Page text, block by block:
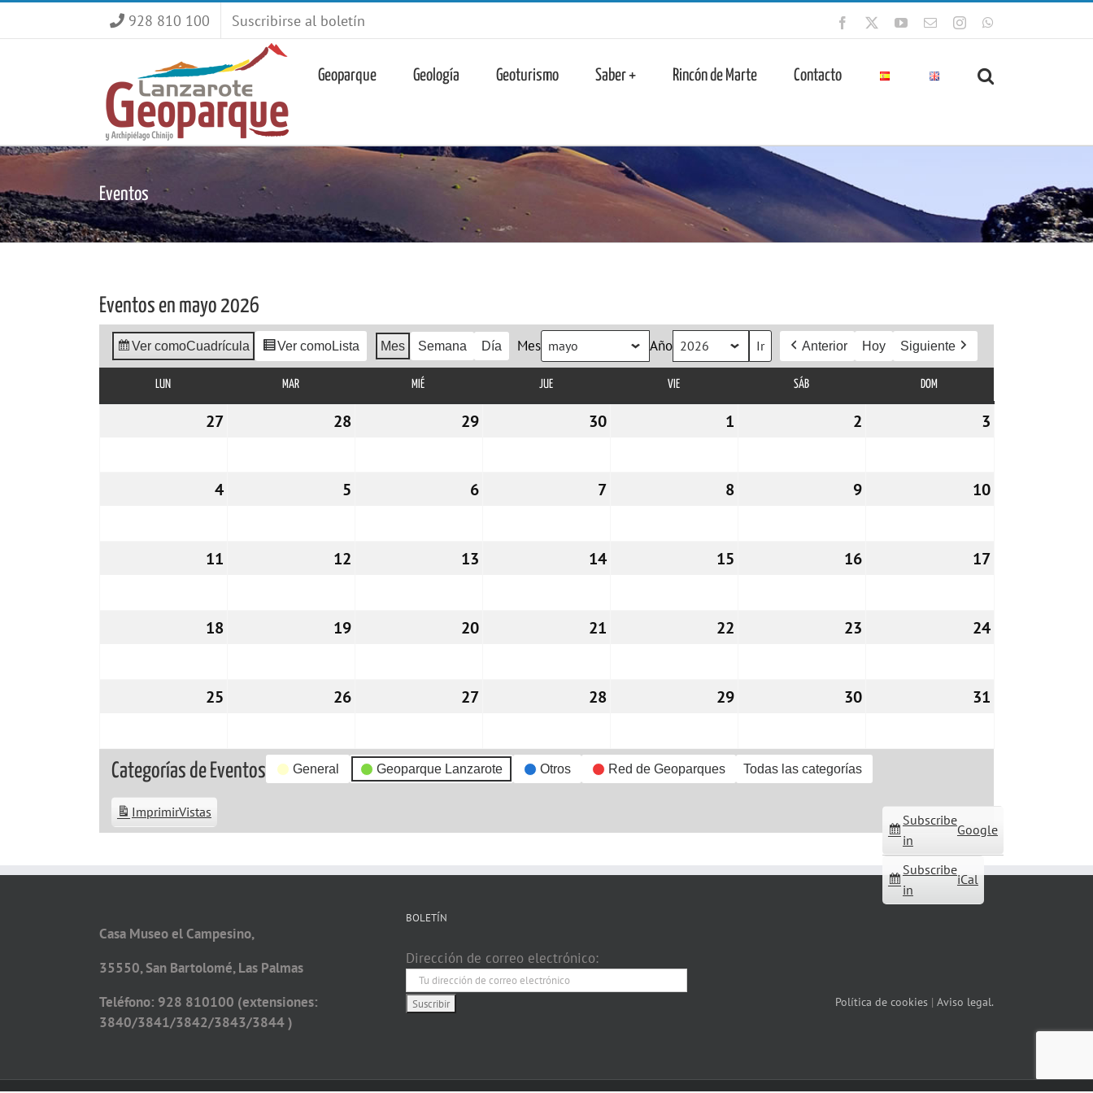
928 810 100 Suscribirse al boletín Facebook YouTube
CorreoInstagram
Geoparque Geología Geoturismo Saber + Rincón de Marte Contacto
Eventos
Eventos en mayo 2026
Ver comoCuadrícula Ver comoLista Mes Semana Día Mes Año Anterior Hoy Siguiente
LUNLUNES MARMARTES MIÉ JUEJUEVES VIEVIERNES SÁBSÁBADO DOM
2727/04/2026 2828/04/2026 2929/04/2026 3030/04/2026 1 2 3
404/05/2026 5 606/05/2026 707/05/2026 808/05/2026 909/05/2026 1010/05/2026
11 12 13 1414/05/2026 15 1616/05/2026 1717/05/2026
1818/05/2026 1919/05/2026 2020/05/2026 21 22 23 2424/05/2026
25 2626/05/2026 2727/05/2026 2828/05/2026 2929/05/2026 3030/05/2026 31
Categorías de Eventos General Geoparque Lanzarote Otros Red de Geoparques Todas las categorías
Subscribe
in
Google
Subscribe
in
iCal
ImprimirVistas
Casa Museo el Campesino,
35550, San Bartolomé, Las Palmas
Teléfono: 928 810100 (extensiones:
3840/3841/3842/3843/3844 )
BOLETÍN
Dirección de correo electrónico:
Política de cookies | Aviso legal.